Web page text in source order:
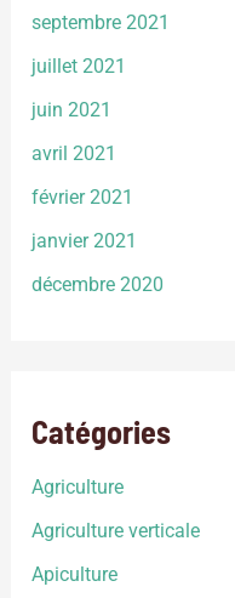
septembre 2021
juillet 2021
juin 2021
avril 2021
février 2021
janvier 2021
décembre 2020
Catégories
Agriculture
Agriculture verticale
Apiculture